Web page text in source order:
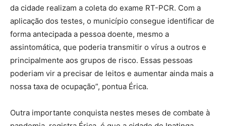
da cidade realizam a coleta do exame RT-PCR. Com a
aplicação dos testes, o município consegue identificar de
forma antecipada a pessoa doente, mesmo a
assintomática, que poderia transmitir o vírus a outros e
principalmente aos grupos de risco. Essas pessoas
poderiam vir a precisar de leitos e aumentar ainda mais a
nossa taxa de ocupação”, pontua Érica.
Outra importante conquista nestes meses de combate à